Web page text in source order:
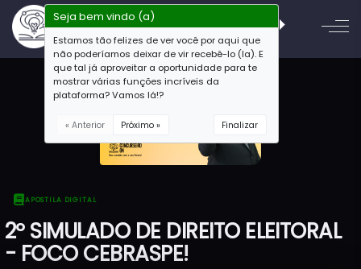
APOSTILA DIGITAL
2º SIMULADO DE DIREITO ELEITORAL
- FOCO CEBRASPE!
Seja bem vindo (a)
Estamos tão felizes de ver você por aqui que
não poderíamos deixar de vir recebê-lo (la). E
que tal já aproveitar a oportunidade para te
mostrar várias funções incríveis da
plataforma? Vamos lá!?
« Anterior Próximo » Finalizar